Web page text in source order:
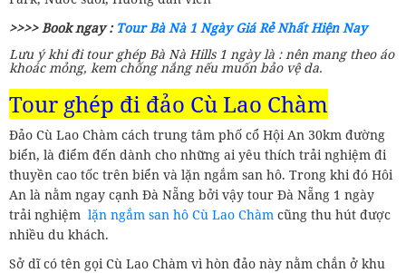
>>>> Book ngay : Tour Bà Nà 1 Ngày Giá Rẻ Nhất Hiện Nay
Lưu ý khi đi tour ghép Bà Nà Hills 1 ngày là : nên mang theo áo
khoác mỏng, kem chống nắng nếu muốn bảo vệ da.
Tour ghép đi đảo Cù Lao Chàm
Đảo Cù Lao Chàm cách trung tâm phố cổ Hội An 30km đường
biển, là điểm đến dành cho những ai yêu thích trải nghiệm đi
thuyền cao tốc trên biển và lặn ngắm san hô. Trong khi đó Hôi
An là nằm ngay cạnh Đà Nẵng bởi vậy tour Đà Nẵng 1 ngày
trải nghiệm lặn ngắm san hô Cù Lao Chàm cũng thu hút được
nhiều du khách.
Sở dĩ có tên gọi Cù Lao Chàm vì hòn đảo này nằm chắn ở khu